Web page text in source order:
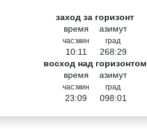
заход за горизонт
время
час:мин
10:11
азимут
град
268:29
восход над горизонтом
время
час:мин
23:09
азимут
град
098:01